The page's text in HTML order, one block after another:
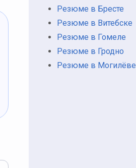
Резюме в Бресте
Резюме в Витебске
Резюме в Гомеле
Резюме в Гродно
Резюме в Могилёве